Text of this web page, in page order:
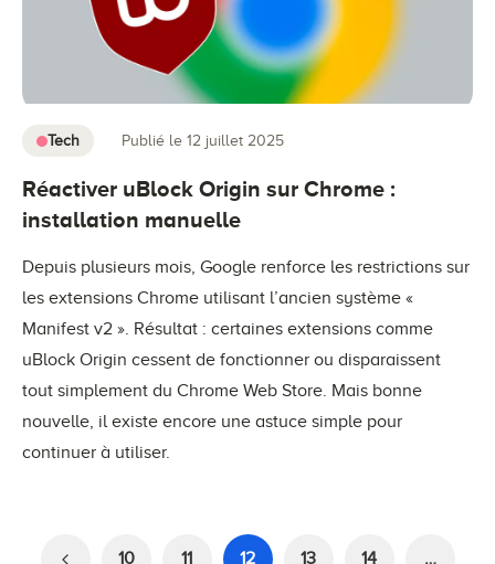
Tech Publié le 12 juillet 2025
Réactiver uBlock Origin sur Chrome :
installation manuelle
Depuis plusieurs mois, Google renforce les restrictions sur
les extensions Chrome utilisant l’ancien système «
Manifest v2 ». Résultat : certaines extensions comme
uBlock Origin cessent de fonctionner ou disparaissent
tout simplement du Chrome Web Store. Mais bonne
nouvelle, il existe encore une astuce simple pour
continuer à utiliser.
10 11 12 13 14 …